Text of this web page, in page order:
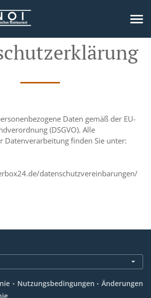
Daten gemäß der EU-
(DSGVO). Alle
Datenverarbeitung finden Sie unter:
datenschutzvereinbarungen/
. Nutzungsbedingungen . Änderungen